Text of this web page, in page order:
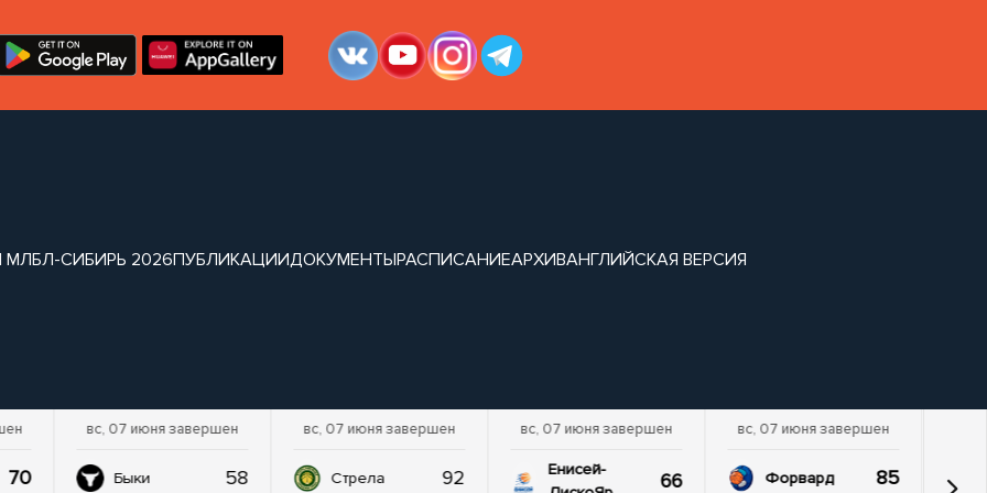
СИБИРЬ 2026ПУБЛИКАЦИИДОКУМЕНТЫРАСПИСАНИЕАРХИВАНГЛИЙСКАЯ ВЕРСИЯ
70
вс, 07 июня завершен
Быки 58
вс, 07 июня завершен
Стрела 92
вс, 07 июня завершен
Енисей-
66
вс, 07 июня завершен
Форвард 85